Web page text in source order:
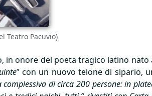
Teatro Pacuvio)
in onore del poeta tragico latino nato
” con un nuovo telone di sipario,
di circa 200 persone: in